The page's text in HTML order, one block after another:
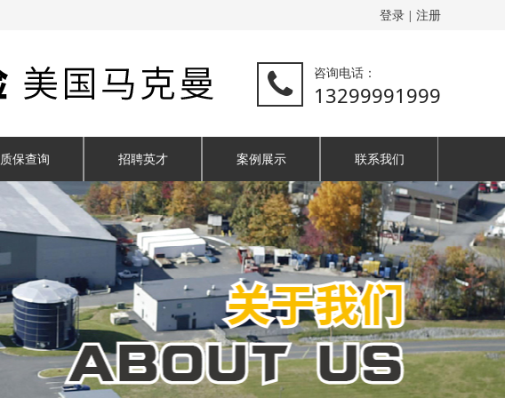
登录 | 注册
咨询电话：
13299991999
质保查询 招聘英才 案例展示 联系我们